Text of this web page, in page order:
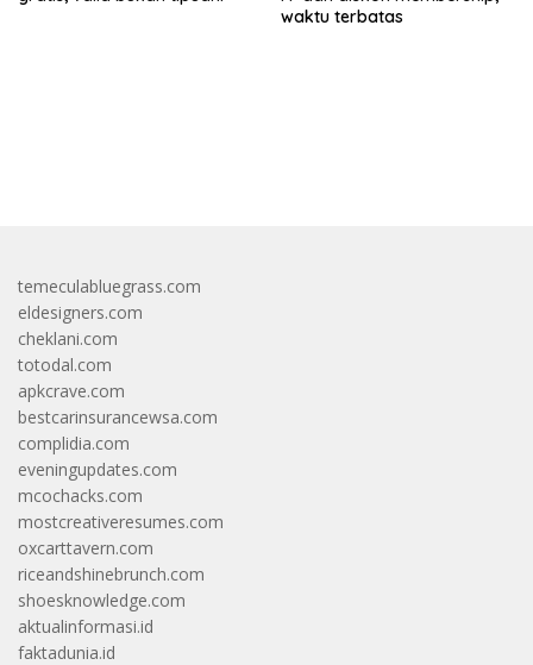
waktu terbatas
temeculabluegrass.com
eldesigners.com
cheklani.com
totodal.com
apkcrave.com
bestcarinsurancewsa.com
complidia.com
eveningupdates.com
mcochacks.com
mostcreativeresumes.com
oxcarttavern.com
riceandshinebrunch.com
shoesknowledge.com
aktualinformasi.id
faktadunia.id